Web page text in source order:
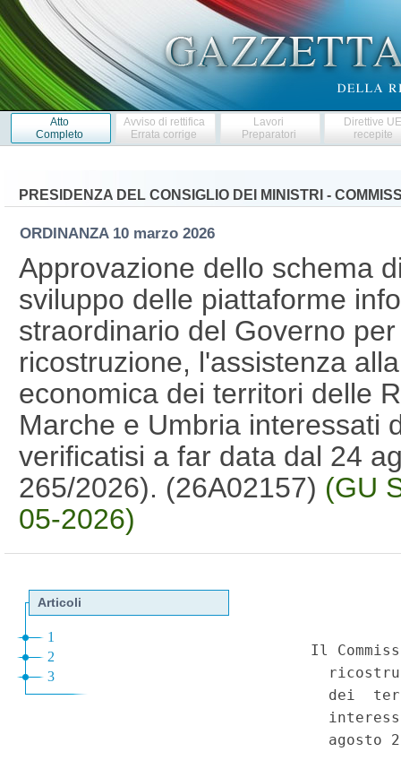
Atto
Completo
Avviso di rettifica
Errata corrige
Lavori
Preparatori
Direttive
recepite
PRESIDENZA DEL CONSIGLIO DEI MINISTRI -
ORDINANZA 10 marzo 2026
Approvazione dello schema
sviluppo delle piattaforme
straordinario del Governo
ricostruzione, l'assistenza
economica dei territori delle
Marche e Umbria interessati
verificatisi a far data dal 24
265/2026). (26A02157) (GU
05-2026)